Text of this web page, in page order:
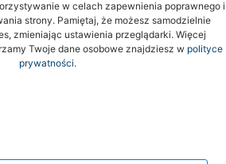
w celach zapewnienia poprawnego i
strony. Pamiętaj, że możesz samodzielnie
zmieniając ustawienia przeglądarki. Więcej
Twoje dane osobowe znajdziesz w polityce
prywatności.